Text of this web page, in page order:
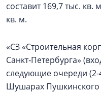
составит 169,7 тыс.
кв. м.
«СЗ «Строительная
Санкт‑Петербурга»
следующие очереди
Шушарах Пушкинского